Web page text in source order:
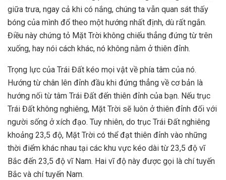
giữa trưa, ngay cả khi có nắng, chúng ta vẫn quan sát thấy
bóng của mình đổ theo một hướng nhất định, dù rất ngắn.
Điều này chứng tỏ Mặt Trời không chiếu thẳng đứng từ trên
xuống, hay nói cách khác, nó không nằm ở thiên đỉnh.
Trọng lực của Trái Đất kéo mọi vật về phía tâm của nó.
Hướng từ chân lên đỉnh đầu khi đứng thẳng về cơ bản là
hướng nối từ tâm Trái Đất đến thiên đỉnh của bạn. Nếu trục
Trái Đất không nghiêng, Mặt Trời sẽ luôn ở thiên đỉnh đối với
người sống ở xích đạo. Tuy nhiên, do trục Trái Đất nghiêng
khoảng 23,5 độ, Mặt Trời có thể đạt thiên đỉnh vào những
thời điểm khác nhau tại các khu vực kéo dài từ 23,5 độ vĩ
Bắc đến 23,5 độ vĩ Nam. Hai vĩ độ này được gọi là chí tuyến
Bắc và chí tuyến Nam.